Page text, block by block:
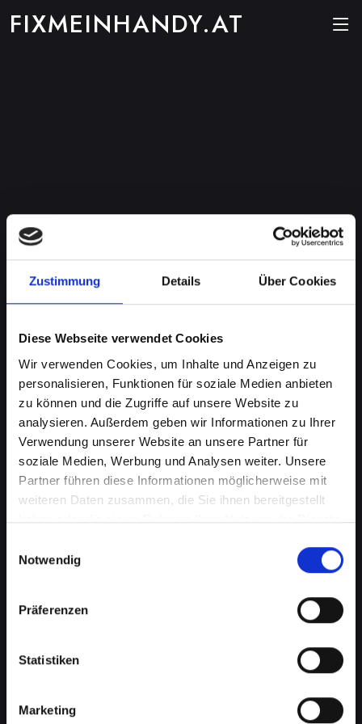
Zustimmung Details Über Cookies
Diese Webseite verwendet Cookies
Wir verwenden Cookies, um Inhalte und Anzeigen zu
personalisieren, Funktionen für soziale Medien anbieten
zu können und die Zugriffe auf unsere Website zu
analysieren. Außerdem geben wir Informationen zu Ihrer
Verwendung unserer Website an unsere Partner für
soziale Medien, Werbung und Analysen weiter. Unsere
Partner führen diese Informationen möglicherweise mit
weiteren Daten zusammen, die Sie ihnen bereitgestellt
haben oder die sie im Rahmen Ihrer Nutzung der Dienste
Notwendig
Präferenzen
Statistiken
Marketing
FIXMEINHANDY.AT
Displayprobleme bei Ihrem
IPHONE-14-PLUS in Bad-
radkersburg schnell beheben
Ein beschädigtes oder defektes Display bei
Ihrem IPHONE-14-PLUS kann mehr als nur ein
optisches Ärgernis sein. Es beeinträchtigt die
Benutzerfreundlichkeit, verringert die
Lesbarkeit und kann sogar die Touch-
Funktionalität einschränken. Von Rissen bis zu